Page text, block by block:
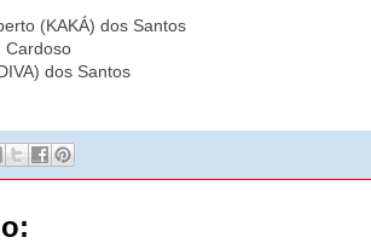
(KAKÁ) dos Santos
Cardoso
dos Santos